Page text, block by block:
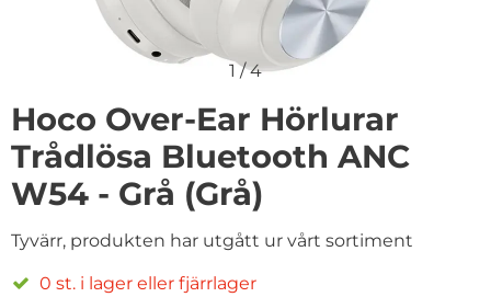
1/4
Hoco Over-Ear Hörlurar
Trådlösa Bluetooth ANC
W54 - Grå (Grå)
Tyvärr, produkten har utgått ur vårt sortiment
0 st. i lager eller fjärrlager